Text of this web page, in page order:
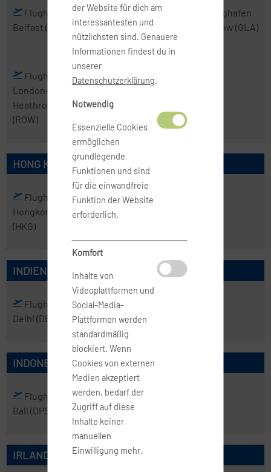
Flughafen
Belfast (BFS)
Flughafen
Birmingham
(BHX)
Flughafen
Edinburgh
(EDI)
Flughafen
Glasgow (GLA)
Flughafen
London-
Heathrow
(ROW)
HONG KONG
Flughafen
Hongkong
(HKG)
INDIEN
Flughafen
Delhi (DEL)
Flughafen
Mumbai(BOM)
INDONESIEN
Flughafen
Bali (DPS)
Flughafen
Jakarta(CGK)
IRLAND
der Website für dich am
interessantesten und
nützlichsten sind. Genauere
Informationen findest du in
unserer
Datenschutzerklärung.
Notwendig
Essenzielle Cookies
ermöglichen
grundlegende
Funktionen und sind
für die einwandfreie
Funktion der Website
erforderlich.
Komfort
Inhalte von
Videoplattformen und
Social-Media-
Plattformen werden
standardmäßig
blockiert. Wenn
Cookies von externen
Medien akzeptiert
werden, bedarf der
Zugriff auf diese
Inhalte keiner
manuellen
Einwilligung mehr.